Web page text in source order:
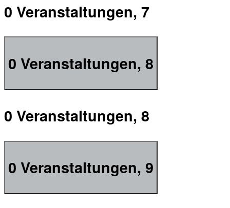
0 Veranstaltungen, 7
0 Veranstaltungen, 8
0 Veranstaltungen, 8
0 Veranstaltungen, 9